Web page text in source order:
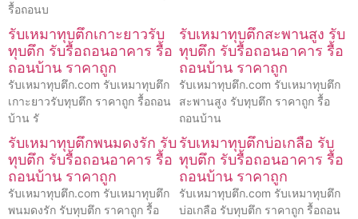
รื้อถอนบ
รับเหมาทุบตึกเกาะยาวรับ
ทุบตึก รับรื้อถอนอาคาร รื้อ
ถอนบ้าน ราคาถูก
รับเหมาทุบตึก.com รับเหมาทุบตึก
เกาะยาวรับทุบตึก ราคาถูก รื้อถอน
บ้าน รั
รับเหมาทุบตึกสะพานสูง รับ
ทุบตึก รับรื้อถอนอาคาร รื้อ
ถอนบ้าน ราคาถูก
รับเหมาทุบตึก.com รับเหมาทุบตึก
สะพานสูง รับทุบตึก ราคาถูก รื้อ
ถอนบ้าน
รับเหมาทุบตึกพนมดงรัก รับ
ทุบตึก รับรื้อถอนอาคาร รื้อ
ถอนบ้าน ราคาถูก
รับเหมาทุบตึก.com รับเหมาทุบตึก
พนมดงรัก รับทุบตึก ราคาถูก รื้อ
รับเหมาทุบตึกบ่อเกลือ รับ
ทุบตึก รับรื้อถอนอาคาร รื้อ
ถอนบ้าน ราคาถูก
รับเหมาทุบตึก.com รับเหมาทุบตึก
บ่อเกลือ รับทุบตึก ราคาถูก รื้อถอน